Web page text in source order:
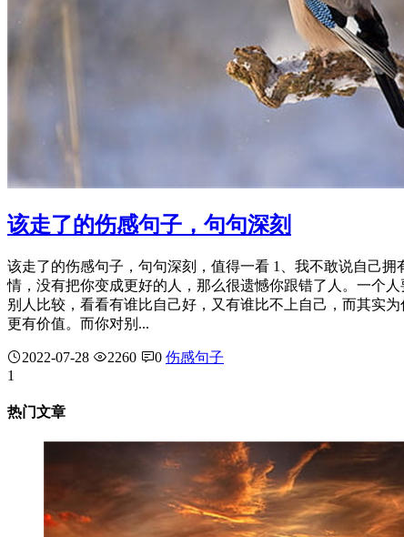
该走了的伤感句子，句句深刻
该走了的伤感句子，句句深刻，值得一看 1、我不敢说自己
情，没有把你变成更好的人，那么很遗憾你跟错了人。一个
别人比较，看看有谁比自己好，又有谁比不上自己，而其实
更有价值。而你对别...
2022-07-28 2260 0 伤感句子
1
热门文章